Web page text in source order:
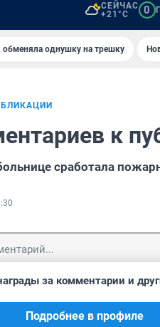
СЕЙЧАС
+21°C
0
однушку на трешку
к
сработала
за комментарии и
Подробнее в профиле